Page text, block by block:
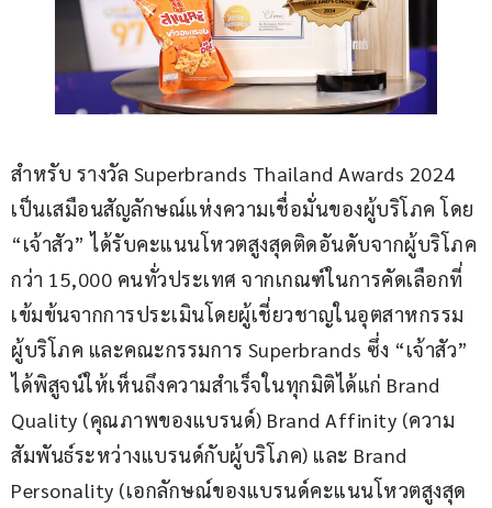
สำหรับ รางวัล Superbrands Thailand Awards 2024
เป็นเสมือนสัญลักษณ์แห่งความเชื่อมั่นของผู้บริโภค โดย
“เจ้าสัว” ได้รับคะแนนโหวตสูงสุดติดอันดับจากผู้บริโภค
กว่า 15,000 คนทั่วประเทศ จากเกณฑ์ในการคัดเลือกที่
เข้มข้นจากการประเมินโดยผู้เชี่ยวชาญในอุตสาหกรรม
ผู้บริโภค และคณะกรรมการ Superbrands ซึ่ง “เจ้าสัว”
ได้พิสูจน์ให้เห็นถึงความสำเร็จในทุกมิติได้แก่ Brand
Quality (คุณภาพของแบรนด์) Brand Affinity (ความ
สัมพันธ์ระหว่างแบรนด์กับผู้บริโภค) และ Brand
Personality (เอกลักษณ์ของแบรนด์คะแนนโหวตสูงสุด